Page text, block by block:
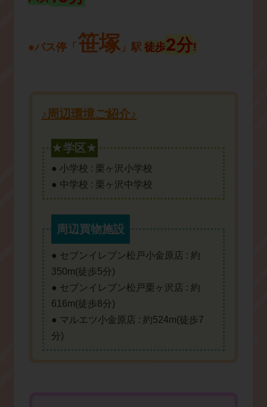
●バス停「 笹塚」駅 徒歩2分!
♪周辺環境ご紹介♪
★学区★
● 小学校 : 栗ヶ沢小学校
● 中学校 : 栗ヶ沢中学校
周辺買物施設
● セブンイレブン松戸小金原店 : 約
350m(徒歩5分)
● セブンイレブン松戸栗ヶ沢店 : 約
616m(徒歩8分)
● マルエツ小金原店 : 約524m(徒歩7
分)